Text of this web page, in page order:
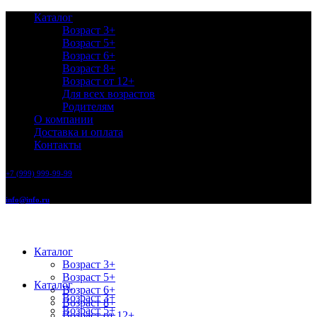
Каталог
Возраст 3+
Возраст 5+
Возраст 6+
Возраст 8+
Возраст от 12+
Для всех возрастов
Родителям
О компании
Доставка и оплата
Контакты
+7 (999) 999-99-99
info@info.ru
Каталог
Возраст 3+
Возраст 5+
Возраст 6+
Возраст 8+
Каталог
Возраст 3+
Возраст 5+